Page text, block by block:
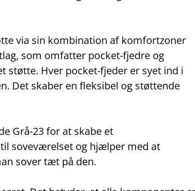
via sin kombination af komfortzoner
som omfatter pocket‑fjedre og
Hver pocket‑fjeder er syet ind i
Det skaber en fleksibel og støttende
Grå-23 for at skabe et
soveværelset og hjælper med at
sover tæt på den.